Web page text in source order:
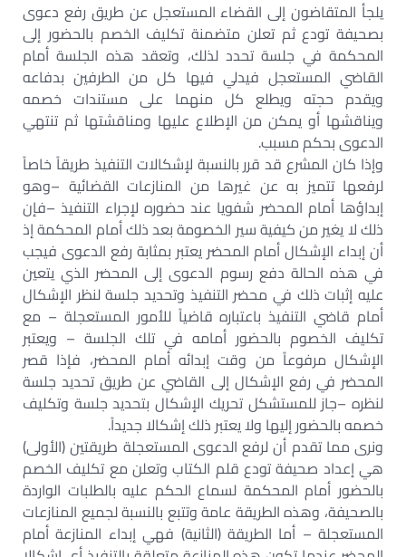
يلجأ المتقاضون إلى القضاء المستعجل عن طريق رفع دعوى
بصحيفة تودع ثم تعلن متضمنة تكليف الخصم بالحضور إلى
المحكمة في جلسة تحدد لذلك، وتعقد هذه الجلسة أمام
القاضي المستعجل فيدلي فيها كل من الطرفين بدفاعه
ويقدم حجته ويطلع كل منهما على مستندات خصمه
ويناقشها أو يمكن من الإطلاع عليها ومناقشتها ثم تنتهي
الدعوى بحكم مسبب.
وإذا كان المشرع قد قرر بالنسبة لإشكالات التنفيذ طريقاً خاصاً
لرفعها تتميز به عن غيرها من المنازعات القضائية –وهو
إبداؤها أمام المحضر شفويا عند حضوره لإجراء التنفيذ –فإن
ذلك لا يغير من كيفية سير الخصومة بعد ذلك أمام المحكمة إذ
أن إبداء الإشكال أمام المحضر يعتبر بمثابة رفع الدعوى فيجب
في هذه الحالة دفع رسوم الدعوى إلى المحضر الذي يتعين
عليه إثبات ذلك في محضر التنفيذ وتحديد جلسة لنظر الإشكال
أمام قاضي التنفيذ باعتباره قاضياً للأمور المستعجلة – مع
تكليف الخصوم بالحضور أمامه في تلك الجلسة – ويعتبر
الإشكال مرفوعاً من وقت إبدائه أمام المحضر، فإذا قصر
المحضر في رفع الإشكال إلى القاضي عن طريق تحديد جلسة
لنظره –جاز للمستشكل تحريك الإشكال بتحديد جلسة وتكليف
خصمه بالحضور إليها ولا يعتبر ذلك إشكالا جديداً.
ونرى مما تقدم أن لرفع الدعوى المستعجلة طريقتين (الأولى)
هي إعداد صحيفة تودع قلم الكتاب وتعلن مع تكليف الخصم
بالحضور أمام المحكمة لسماع الحكم عليه بالطلبات الواردة
بالصحيفة، وهذه الطريقة عامة وتتبع بالنسبة لجميع المنازعات
المستعجلة – أما الطريقة (الثانية) فهي إبداء المنازعة أمام